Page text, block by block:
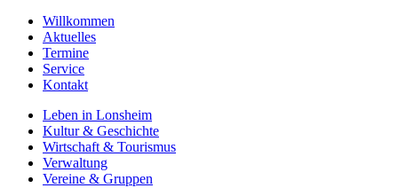
Willkommen
Aktuelles
Termine
Service
Kontakt
Leben in Lonsheim
Kultur & Geschichte
Wirtschaft & Tourismus
Verwaltung
Vereine & Gruppen